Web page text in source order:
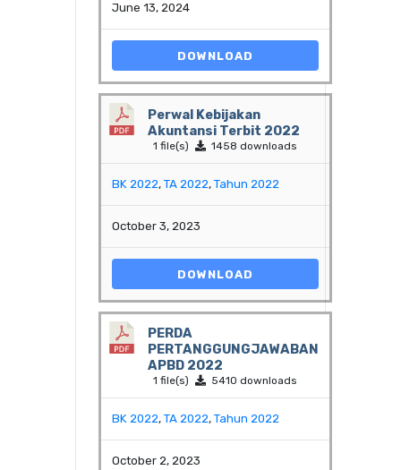
June 13, 2024
DOWNLOAD
Perwal Kebijakan
Akuntansi Terbit 2022
1 file(s) 1458 downloads
BK 2022, TA 2022, Tahun 2022
October 3, 2023
DOWNLOAD
PERDA
PERTANGGUNGJAWABAN
APBD 2022
1 file(s) 5410 downloads
BK 2022, TA 2022, Tahun 2022
October 2, 2023